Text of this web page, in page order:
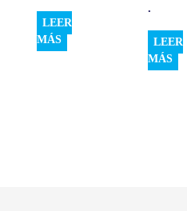
LEER
MÁS
.
LEER
MÁS